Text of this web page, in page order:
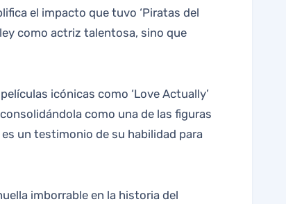
el impacto que tuvo ‘Piratas del
como actriz talentosa, sino que
icónicas como ‘Love Actually’
como una de las figuras
un testimonio de su habilidad para
imborrable en la historia del